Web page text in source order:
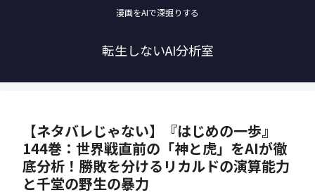
漫画をAIで深掘りする
転生しないAI分析室
【ネタバレじゃない】『はじめの一歩』
144巻：世界戦直前の「神と虎」をAIが徹
底分析！勝敗を分けるリカルドの演算能力
と千堂の野生の暴力